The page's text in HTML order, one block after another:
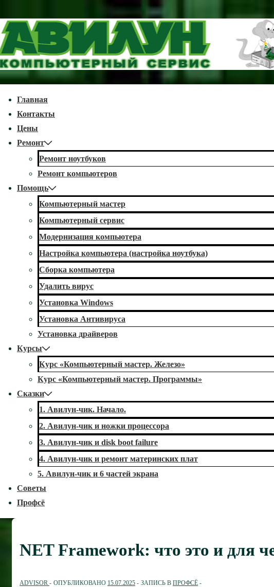
Перейти
к
основному
содержимому
Главная
Контакты
Цены
Ремонт
Ремонт ноутбуков
Ремонт компьютеров
Помощь
Компьютерный мастер
Компьютерный сервис
Модернизация компьютера
Настройка компьютера (настройка ноутбука)
Сборка компьютера
Удалить вирус
Установка Windows
Установка Антивируса
Установка драйверов
Курсы
Курс «Компьютерный мастер. Железо»
Курс «Компьютерный мастер. Программы»
Сказки
1. Авилун-чик. Начало.
2. Авилун-чик и ножки процессора
3. Авилун-чик и disk boot failure
4. Авилун-чик и ремонт материнских плат
5. Авилун-чик и 6 частей экрана
Советы
Профсё
NET Framework: что это и для
ADVISOR ОПУБЛИКОВАНО 15.07.2025 ЗАПИСЬ В ПРОФСЁ